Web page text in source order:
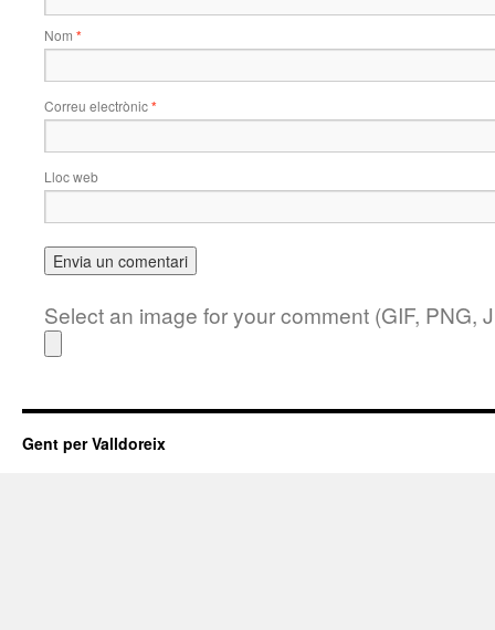
Nom *
Correu electrònic*
Lloc web
Select an image for your comment (GIF, PNG,
Gent per Valldoreix